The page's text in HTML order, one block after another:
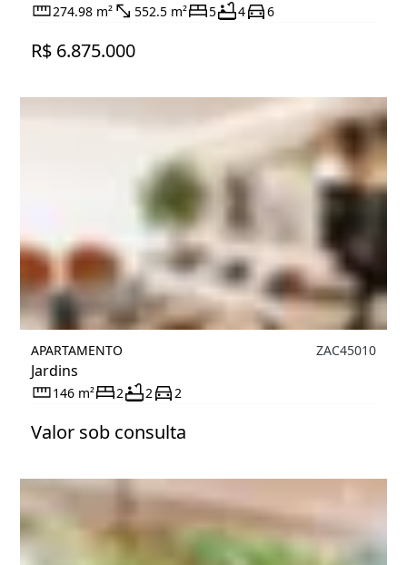
274.98 m² 552.5 m² 5 4 6
R$ 6.875.000
APARTAMENTO
Jardins
ZAC45010
146 m² 2 2 2
Valor sob consulta